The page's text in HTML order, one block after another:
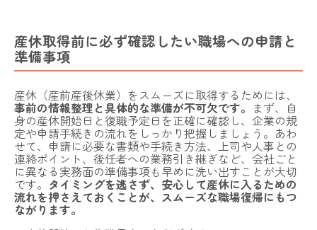
産休取得前に必ず確認したい職場への申請と
準備事項
産休（産前産後休業）をスムーズに取得するためには、
事前の情報整理と具体的な準備が不可欠です。 まず、自
身の産休開始日と復職予定日を正確に確認し、企業の規
定や申請手続きの流れをしっかり把握しましょう。あわ
せて、申請に必要な書類や手続き方法、上司や人事との
連絡ポイント、後任者への業務引き継ぎなど、会社ごと
に異なる実務面の準備事項も早めに洗い出すことが大切
です。 タイミングを逃さず、安心して産休に入るための
流れを押さえておくことが、スムーズな職場復帰にもつ
ながります。